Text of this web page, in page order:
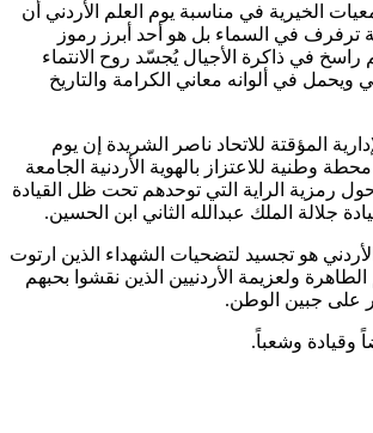
الخيرية في مناسبة يوم العلم الأردني أن
ترفرف في السماء بل هو أحد أبرز رموز
راسخ في ذاكرة الأجيال يُجسّد روح الانتماء
ويحمل في ألوانه معاني الكرامة والتاريخ
المؤقتة للاتحاد ناصر الشريدة إن يوم
وطنية للاعتزاز بالهوية الأردنية الجامعة
رمزية الراية التي توحدهم تحت ظل القيادة
جلالة الملك عبدالله الثاني ابن الحسين.
هو تجسيد لتضحيات الشهداء الذين ارتوت
ولعزيمة الأردنيين الذين نقشوا بحبهم
على جبين الوطن.
وقيادة وشعباً.